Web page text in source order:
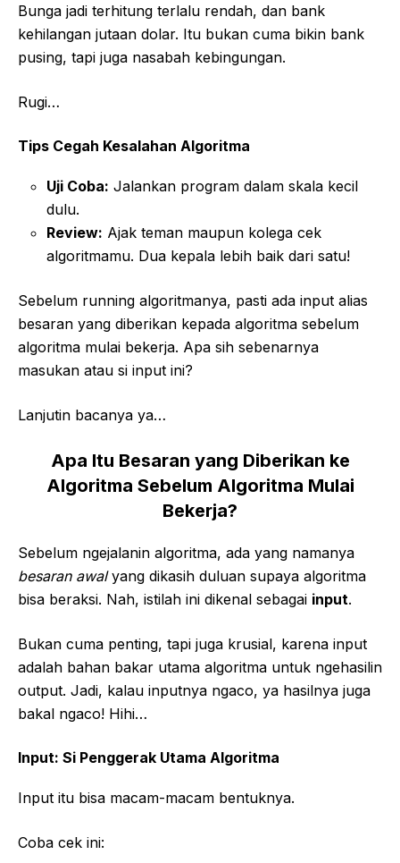
Bunga jadi terhitung terlalu rendah, dan bank
kehilangan jutaan dolar. Itu bukan cuma bikin bank
pusing, tapi juga nasabah kebingungan.
Rugi…
Tips Cegah Kesalahan Algoritma
Uji Coba: Jalankan program dalam skala kecil
dulu.
Review: Ajak teman maupun kolega cek
algoritmamu. Dua kepala lebih baik dari satu!
Sebelum running algoritmanya, pasti ada input alias
besaran yang diberikan kepada algoritma sebelum
algoritma mulai bekerja. Apa sih sebenarnya
masukan atau si input ini?
Lanjutin bacanya ya…
Apa Itu Besaran yang Diberikan ke
Algoritma Sebelum Algoritma Mulai
Bekerja?
Sebelum ngejalanin algoritma, ada yang namanya
besaran awalyang dikasih duluan supaya algoritma
bisa beraksi. Nah, istilah ini dikenal sebagai input.
Bukan cuma penting, tapi juga krusial, karena input
adalah bahan bakar utama algoritma untuk ngehasilin
output. Jadi, kalau inputnya ngaco, ya hasilnya juga
bakal ngaco! Hihi…
Input: Si Penggerak Utama Algoritma
Input itu bisa macam-macam bentuknya.
Coba cek ini: